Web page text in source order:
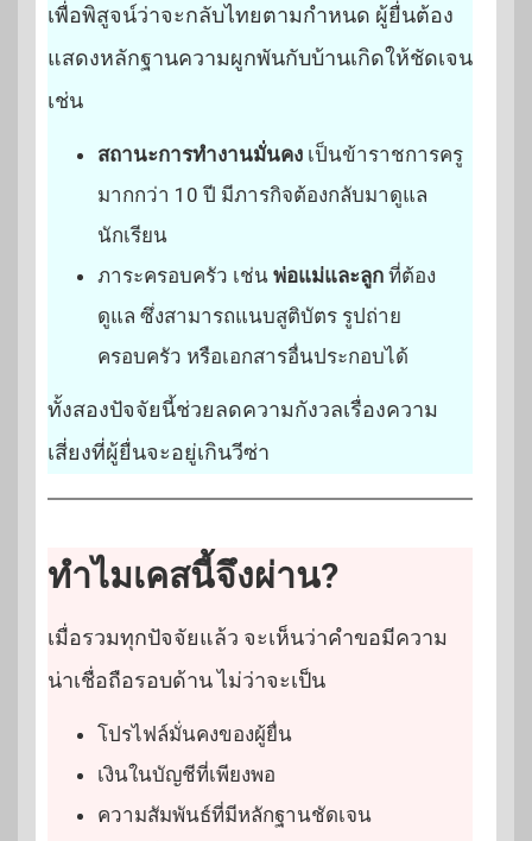
เพื่อพิสูจน์ว่าจะกลับไทยตามกำหนด ผู้ยื่นต้อง
แสดงหลักฐานความผูกพันกับบ้านเกิดให้ชัดเจน
เช่น
สถานะการทำงานมั่นคง เป็นข้าราชการครู
มากกว่า 10 ปี มีภารกิจต้องกลับมาดูแล
นักเรียน
ภาระครอบครัว เช่น พ่อแม่และลูก ที่ต้อง
ดูแล ซึ่งสามารถแนบสูติบัตร รูปถ่าย
ครอบครัว หรือเอกสารอื่นประกอบได้
ทั้งสองปัจจัยนี้ช่วยลดความกังวลเรื่องความ
เสี่ยงที่ผู้ยื่นจะอยู่เกินวีซ่า
ทำไมเคสนี้จึงผ่าน?
เมื่อรวมทุกปัจจัยแล้ว จะเห็นว่าคำขอมีความ
น่าเชื่อถือรอบด้าน ไม่ว่าจะเป็น
โปรไฟล์มั่นคงของผู้ยื่น
เงินในบัญชีที่เพียงพอ
ความสัมพันธ์ที่มีหลักฐานชัดเจน